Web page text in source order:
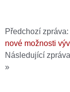
Předchozí zpráva:
nové možnosti
Následující
»